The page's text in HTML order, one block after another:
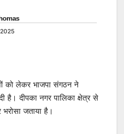
को लेकर भाजपा संगठन ने
है। दीपका नगर पालिका क्षेत्र से
जताया है।